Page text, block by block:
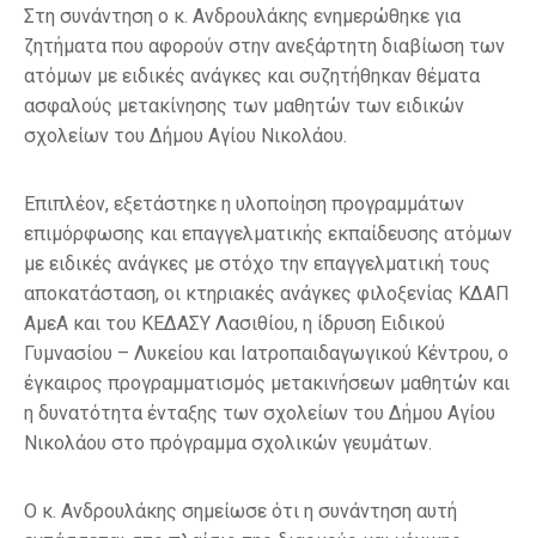
Στη συνάντηση ο κ. Ανδρουλάκης ενημερώθηκε για
ζητήματα που αφορούν στην ανεξάρτητη διαβίωση των
ατόμων με ειδικές ανάγκες και συζητήθηκαν θέματα
ασφαλούς μετακίνησης των μαθητών των ειδικών
σχολείων του Δήμου Αγίου Νικολάου.
Επιπλέον, εξετάστηκε η υλοποίηση προγραμμάτων
επιμόρφωσης και επαγγελματικής εκπαίδευσης ατόμων
με ειδικές ανάγκες με στόχο την επαγγελματική τους
αποκατάσταση, οι κτηριακές ανάγκες φιλοξενίας ΚΔΑΠ
ΑμεΑ και του ΚΕΔΑΣΥ Λασιθίου, η ίδρυση Ειδικού
Γυμνασίου – Λυκείου και Ιατροπαιδαγωγικού Κέντρου, ο
έγκαιρος προγραμματισμός μετακινήσεων μαθητών και
η δυνατότητα ένταξης των σχολείων του Δήμου Αγίου
Νικολάου στο πρόγραμμα σχολικών γευμάτων.
Ο κ. Ανδρουλάκης σημείωσε ότι η συνάντηση αυτή